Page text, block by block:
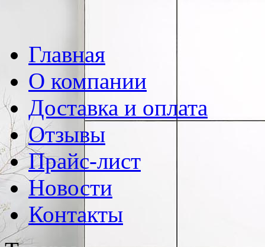
Главная
О компании
Доставка и оплата
Отзывы
Прайс-лист
Новости
Контакты